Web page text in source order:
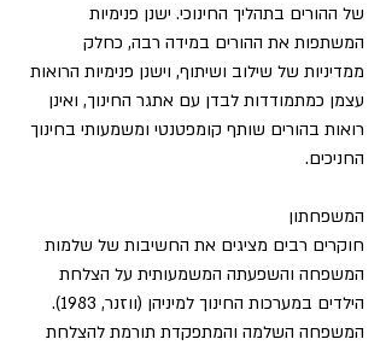
של ההורים בתהליך החינוכי. ישנן פנימיות
המשתפות את ההורים במידה רבה, כחלק
ממדיניות של שילוב ושיתוף, וישנן פנימיות הרואות
עצמן כמתמודדות לבדן עם אתגר החינוך, ואינן
רואות בהורים שותף קומפטנטי ומשמעותי בחינוך
החניכים.
המשפחתון
חוקרים רבים מציגים את החשיבות של שלמות
המשפחה והשפעתה המשמעותית על הצלחת
הילדים במערכות החינוך למיניהן (ווזנר, 1983).
המשפחה השלמה והמתפקדת תורמת להצלחת